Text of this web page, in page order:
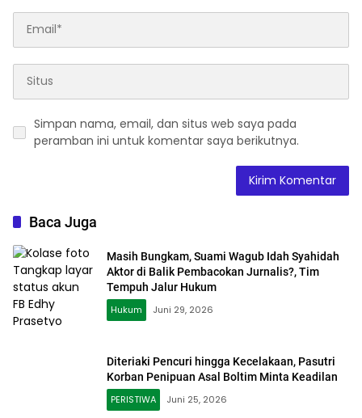
Simpan nama, email, dan situs web saya pada
peramban ini untuk komentar saya berikutnya.
Baca Juga
Masih Bungkam, Suami Wagub Idah Syahidah
Aktor di Balik Pembacokan Jurnalis?, Tim
Tempuh Jalur Hukum
Hukum
Juni 29, 2026
Diteriaki Pencuri hingga Kecelakaan, Pasutri
Korban Penipuan Asal Boltim Minta Keadilan
PERISTIWA
Juni 25, 2026